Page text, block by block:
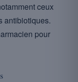
ceux
antibiotiques.
pour